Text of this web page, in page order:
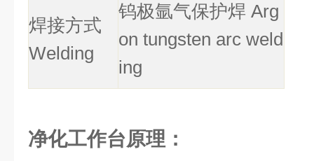
焊接方式
Welding
钨极氩气保护焊 Arg
on tungsten arc weld
ing
净化工作台原理：